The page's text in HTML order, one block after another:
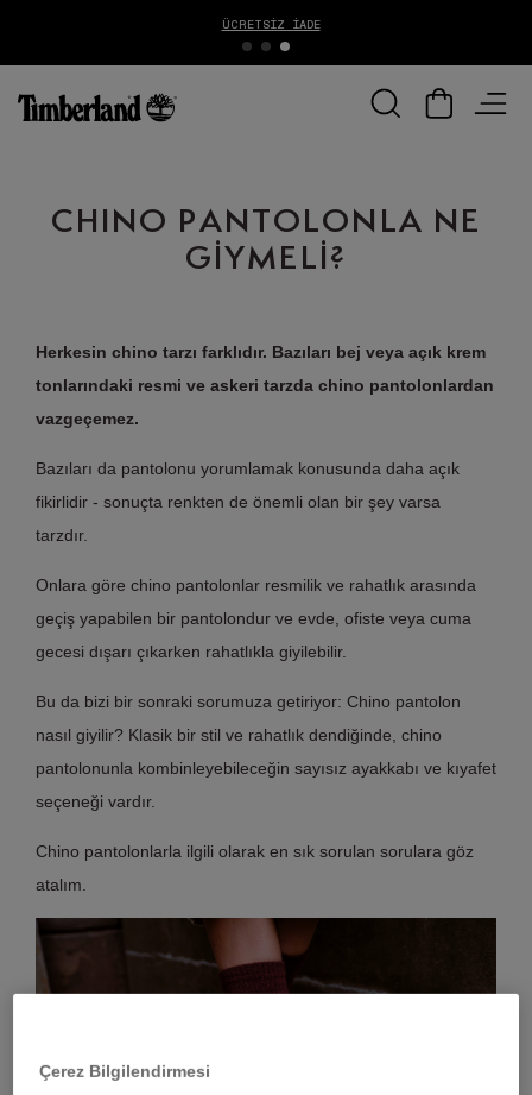
ÜCRETSIZ İADE
CHINO PANTOLONLA NE
GİYMELİ?
Herkesin chino tarzı farklıdır. Bazıları bej veya açık krem
tonlarındaki resmi ve askeri tarzda chino pantolonlardan
vazgeçemez.
Bazıları da pantolonu yorumlamak konusunda daha açık
fikirlidir - sonuçta renkten de önemli olan bir şey varsa
tarzdır.
Onlara göre chino pantolonlar resmilik ve rahatlık arasında
geçiş yapabilen bir pantolondur ve evde, ofiste veya cuma
gecesi dışarı çıkarken rahatlıkla giyilebilir.
Bu da bizi bir sonraki sorumuza getiriyor: Chino pantolon
nasıl giyilir? Klasik bir stil ve rahatlık dendiğinde, chino
pantolonunla kombinleyebileceğin sayısız ayakkabı ve kıyafet
seçeneği vardır.
Chino pantolonlarla ilgili olarak en sık sorulan sorulara göz
atalım.
Çerez Bilgilendirmesi